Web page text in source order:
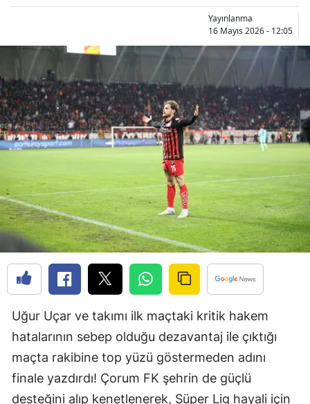
Çankırı
Çorum
Denizli
Diyarbakır
Edirne
Erzincan
Erzurum
Eskişehir
Gaziantep
Giresun
Gümüşhane
Hakkari
Hatay
Yayınlanma
16 Mayıs 2026 - 12:05
Uğur Uçar ve takımı ilk maçtaki kritik hakem
hatalarının sebep olduğu dezavantaj ile çıktığı
maçta rakibine top yüzü göstermeden adını
finale yazdırdı! Çorum FK şehrin de güçlü
desteğini alıp kenetlenerek, Süper Lig hayali için